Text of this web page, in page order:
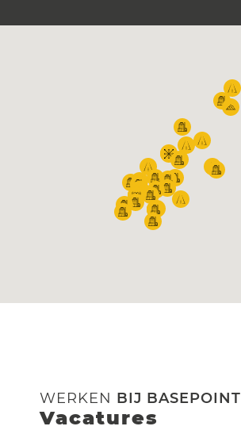
WERKEN BIJ BASEPOINT
Vacatures